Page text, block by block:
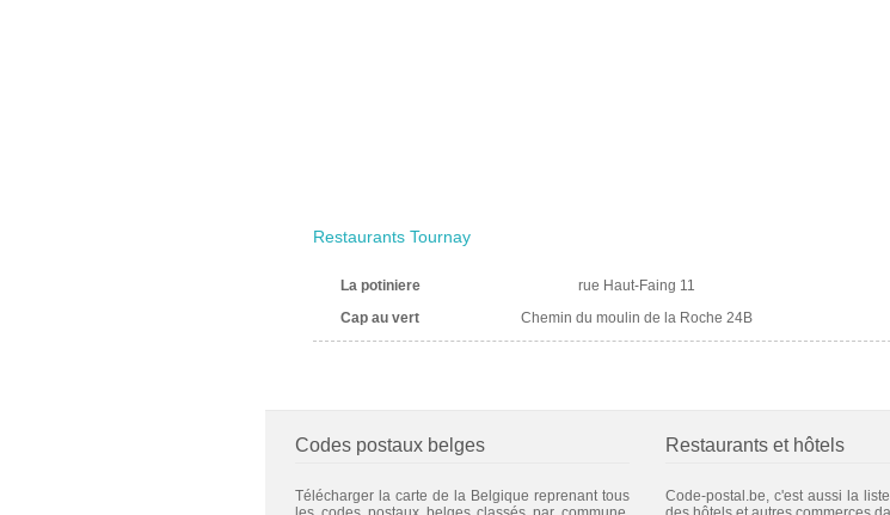
Restaurants Tournay
La potiniere rue Haut-Faing 11
Cap au vert
Chemin du moulin de la Roche 24B
Codes postaux belges
Télécharger la carte de la Belgique reprenant tous
Restaurants et hôtels
Code-postal.be, c'est aussi la